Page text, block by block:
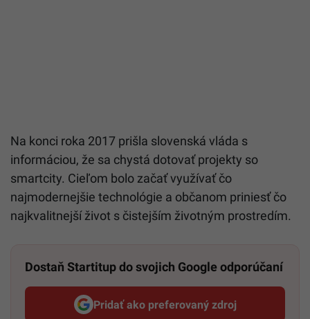
Na konci roka 2017 prišla slovenská vláda s
informáciou, že sa chystá dotovať projekty so
smartcity. Cieľom bolo začať využívať čo
najmodernejšie technológie a občanom priniesť čo
najkvalitnejší život s čistejším životným prostredím.
Dostaň Startitup do svojich Google odporúčaní
Pridať ako preferovaný zdroj
Startitup, odkaz sa otvorí v